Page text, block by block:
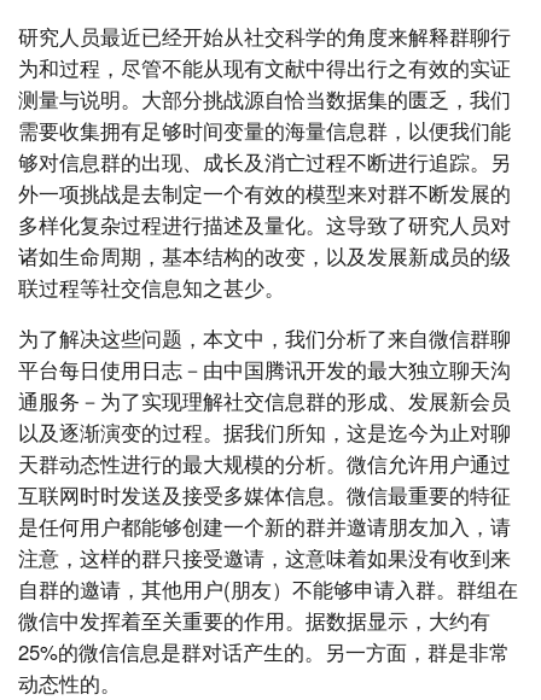
研究人员最近已经开始从社交科学的角度来解释群聊行
为和过程，尽管不能从现有文献中得出行之有效的实证
测量与说明。大部分挑战源自恰当数据集的匮乏，我们
需要收集拥有足够时间变量的海量信息群，以便我们能
够对信息群的出现、成长及消亡过程不断进行追踪。另
外一项挑战是去制定一个有效的模型来对群不断发展的
多样化复杂过程进行描述及量化。这导致了研究人员对
诸如生命周期，基本结构的改变，以及发展新成员的级
联过程等社交信息知之甚少。
为了解决这些问题，本文中，我们分析了来自微信群聊
平台每日使用日志－由中国腾讯开发的最大独立聊天沟
通服务－为了实现理解社交信息群的形成、发展新会员
以及逐渐演变的过程。据我们所知，这是迄今为止对聊
天群动态性进行的最大规模的分析。微信允许用户通过
互联网时时发送及接受多媒体信息。微信最重要的特征
是任何用户都能够创建一个新的群并邀请朋友加入，请
注意，这样的群只接受邀请，这意味着如果没有收到来
自群的邀请，其他用户(朋友）不能够申请入群。群组在
微信中发挥着至关重要的作用。据数据显示，大约有
25%的微信信息是群对话产生的。另一方面，群是非常
动态性的。